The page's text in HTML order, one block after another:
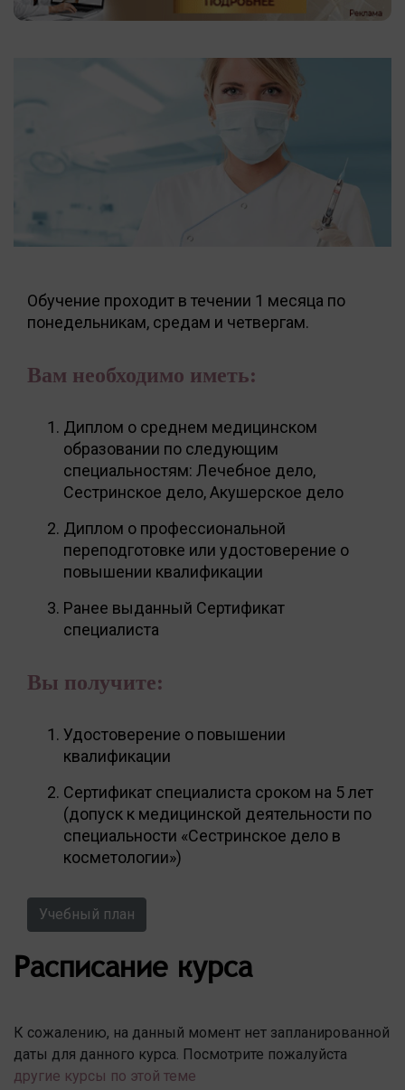
Обучение проходит в течении 1 месяца по
понедельникам, средам и четвергам.
Вам необходимо иметь:
Диплом о среднем медицинском
образовании по следующим
специальностям: Лечебное дело,
Сестринское дело, Акушерское дело
Диплом о профессиональной
переподготовке или удостоверение о
повышении квалификации
Ранее выданный Сертификат
специалиста
Вы получите:
Удостоверение о повышении
квалификации
Сертификат специалиста сроком на 5 лет
(допуск к медицинской деятельности по
специальности «Сестринское дело в
косметологии»)
Учебный план
Расписание курса
К сожалению, на данный момент нет запланированной
даты для данного курса. Посмотрите пожалуйста
другие курсы по этой теме